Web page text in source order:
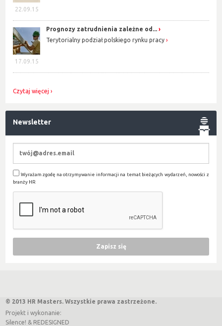
22.09.15
17.09.15
Prognozy zatrudnienia zależne od...
Terytorialny podział polskiego rynku pracy
Czytaj więcej
Newsletter
Wyrażam zgodę na otrzymywanie informacji na temat bieżących wydarzeń, nowości z
branży HR
© 2013 HR Masters. Wszystkie prawa zastrzeżone.
Projekt i wykonanie:
Silence! & REDESIGNED